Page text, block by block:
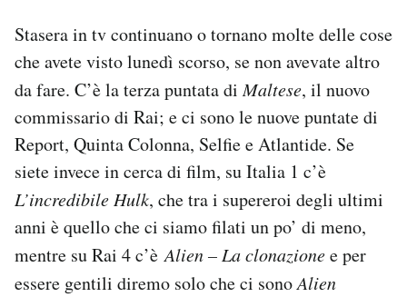
SHOP
AREA PERSONALE
Area Personale
Newsletter
Notifiche mobile
Stasera in tv continuano o tornano molte delle cose
che avete visto lunedì scorso, se non avevate altro
da fare. C’è la terza puntata diMaltese, il nuovo
commissario di Rai; e ci sono le nuove puntate di
Report, Quinta Colonna, Selfie e Atlantide. Se
siete invece in cerca di film, su Italia 1 c’è
L’incredibile Hulk, che tra i supereroi degli ultimi
anni è quello che ci siamo filati un po’ di meno,
mentre su Rai 4 c’èAlien – La clonazionee per
essere gentili diremo solo che ci sonoAlien